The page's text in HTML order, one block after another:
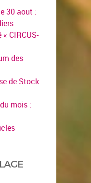
30 aout :
CIRCUS-
des
de Stock
mois :